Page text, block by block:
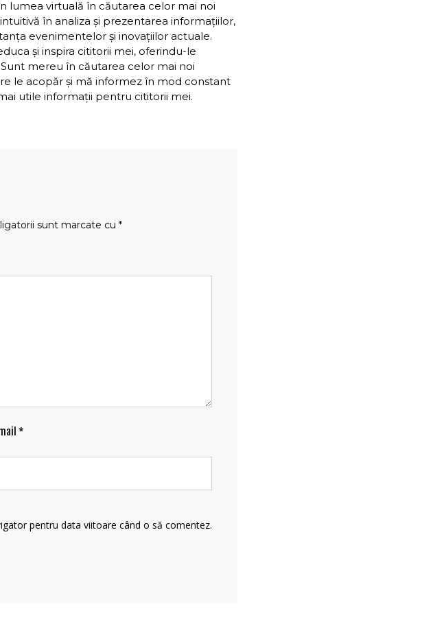
lumea virtuală în căutarea celor mai noi
în analiza și prezentarea informațiilor,
evenimentelor și inovațiilor actuale.
și inspira cititorii mei, oferindu-le
mereu în căutarea celor mai noi
le acopăr și mă informez în mod constant
utile informații pentru cititorii mei.
sunt marcate cu *
*
pentru data viitoare când o să comentez.